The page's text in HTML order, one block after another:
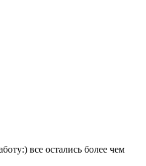
все остались более чем